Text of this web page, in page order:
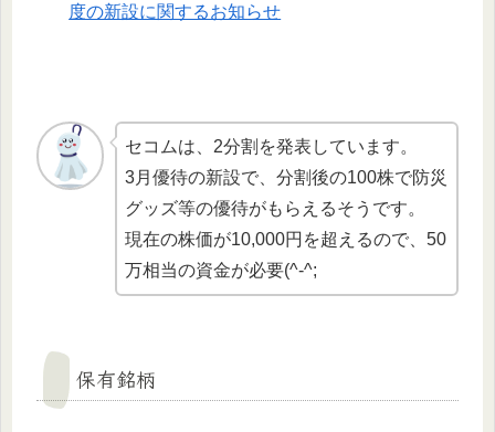
度の新設に関するお知らせ
セコムは、2分割を発表しています。
3月優待の新設で、分割後の100株で防災
グッズ等の優待がもらえるそうです。
現在の株価が10,000円を超えるので、50
万相当の資金が必要(^-^;
保有銘柄